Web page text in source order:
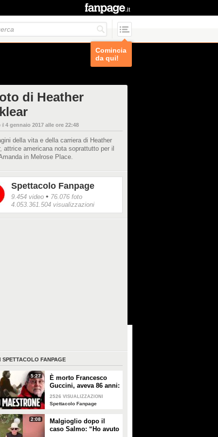
Comincia
da qui!
di Heather
il 4 gennaio 2017 alle ore 22:48
della vita e della carriera di Heather
attrice americana nota soprattutto per il
in Melrose Place.
Spettacolo Fanpage
9.454 video • 76.076 foto
4.053.361.504 visualizzazioni
SPETTACOLO FANPAGE
5:27
È morto Francesco
Guccini, aveva 86 anni:
è stato uno dei
cantautori più
2526 VISUALIZZAZIONI
Spettacolo Fanpage
2:08
Malgioglio dopo il
caso Salmo: “Ho avuto